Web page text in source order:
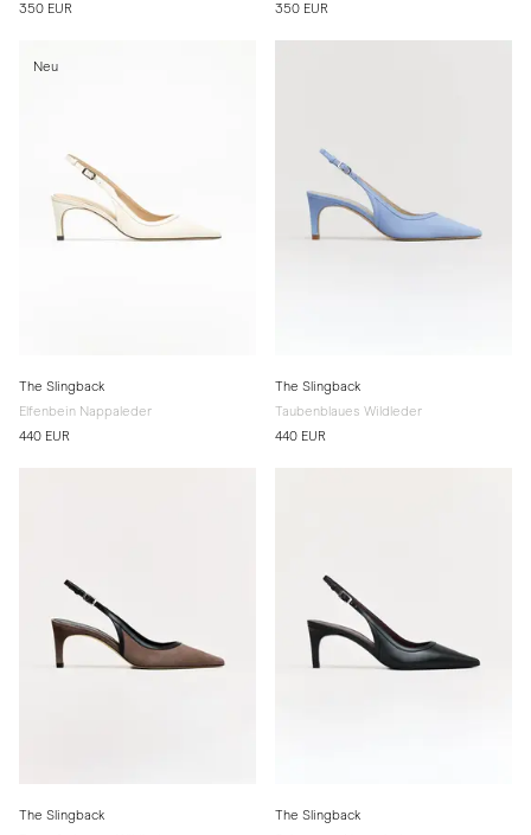
350 EUR
350 EUR
Neu
The Slingback
Elfenbein Nappaleder
440 EUR
The Slingback
Taubenblaues Wildleder
440 EUR
The Slingback
The Slingback